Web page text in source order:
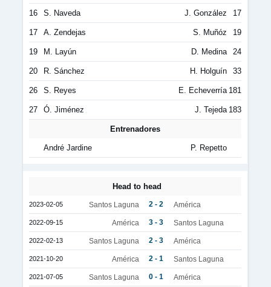
16 S. Naveda J. González 17
17 A. Zendejas S. Muñóz 19
19 M. Layún D. Medina 24
20 R. Sánchez H. Holguín 33
26 S. Reyes E. Echeverría 181
27 Ó. Jiménez J. Tejeda 183
Entrenadores
André Jardine P. Repetto
Head to head
2023-02-05 Santos Laguna 2 - 2 América
2022-09-15 América 3 - 3 Santos Laguna
2022-02-13 Santos Laguna 2 - 3 América
2021-10-20 América 2 - 1 Santos Laguna
2021-07-05 Santos Laguna 0 - 1 América